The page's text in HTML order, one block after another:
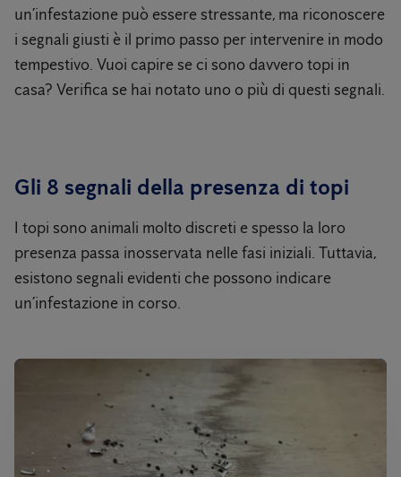
un’infestazione può essere stressante, ma riconoscere
i segnali giusti è il primo passo per intervenire in modo
tempestivo. Vuoi capire se ci sono davvero topi in
casa? Verifica se hai notato uno o più di questi segnali.
Gli 8 segnali della presenza di topi
I topi sono animali molto discreti e spesso la loro
presenza passa inosservata nelle fasi iniziali. Tuttavia,
esistono segnali evidenti che possono indicare
un’infestazione in corso.